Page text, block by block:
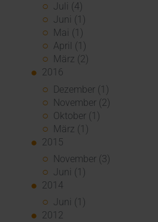
Juli (4)
Juni (1)
Mai (1)
April (1)
März (2)
2016
Dezember (1)
November (2)
Oktober (1)
März (1)
2015
November (3)
Juni (1)
2014
Juni (1)
2012